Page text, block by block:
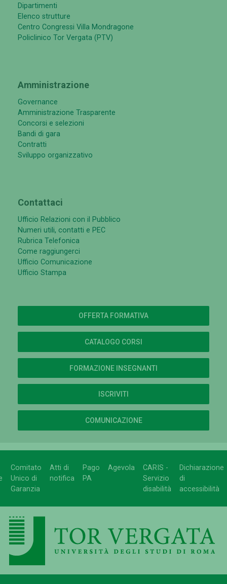
Dipartimenti
Elenco strutture
Centro Congressi Villa Mondragone
Policlinico Tor Vergata (PTV)
Amministrazione
Governance
Amministrazione Trasparente
Concorsi e selezioni
Bandi di gara
Contratti
Sviluppo organizzativo
Contattaci
Ufficio Relazioni con il Pubblico
Numeri utili, contatti e PEC
Rubrica Telefonica
Come raggiungerci
Ufficio Comunicazione
Ufficio Stampa
OFFERTA FORMATIVA
CATALOGO CORSI
FORMAZIONE INSEGNANTI
ISCRIVITI
COMUNICAZIONE
Comitato
Unico di
Garanzia
Atti di
notifica
Pago
PA
Agevola
CARIS -
Servizio
disabilità
Dichiarazione
di
accessibilità